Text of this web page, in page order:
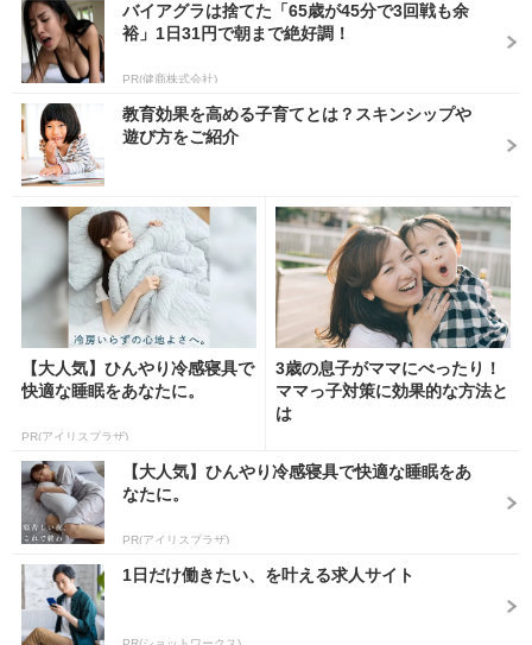
バイアグラは捨てた「65歳が45分で3回戦も余
裕」1日31円で朝まで絶好調！
PR(健商株式会社)
教育効果を高める子育てとは？スキンシップや
遊び方をご紹介
【大人気】ひんやり冷感寝具で
快適な睡眠をあなたに。
PR(アイリスプラザ)
3歳の息子がママにべったり！
ママっ子対策に効果的な方法と
は
【大人気】ひんやり冷感寝具で快適な睡眠をあ
なたに。
PR(アイリスプラザ)
1日だけ働きたい、を叶える求人サイト